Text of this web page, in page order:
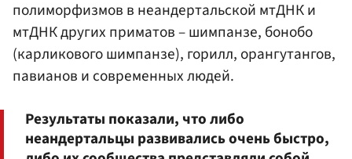
полиморфизмов в неандертальской мтДНК и
мтДНК других приматов – шимпанзе, бонобо
(карликового шимпанзе), горилл, орангутангов,
павианов и современных людей.
Результаты показали, что либо
неандертальцы развивались очень быстро,